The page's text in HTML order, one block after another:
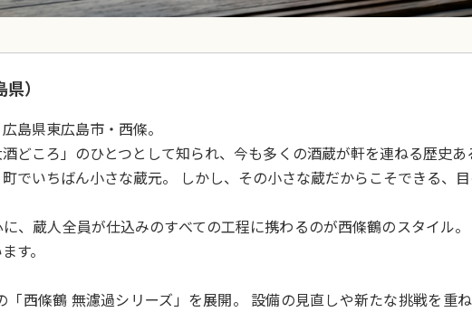
）
島県東広島市・西條。
どころ」のひとつとして知られ、今も多くの酒蔵が軒を連ねる歴史
でいちばん小さな蔵元。 しかし、その小さな蔵だからこそできる、目
、蔵人全員が仕込みのすべての工程に携わるのが西條鶴のスタイル
す。
西條鶴 無濾過シリーズ」を展開。 設備の見直しや新たな挑戦を重